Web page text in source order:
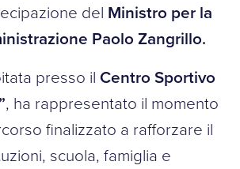
del Ministro per la
Paolo Zangrillo.
presso il Centro Sportivo
, ha rappresentato il momento
finalizzato a rafforzare il
scuola, famiglia e